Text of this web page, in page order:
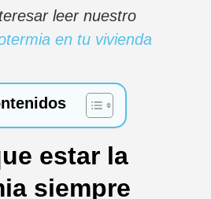
leer nuestro
en tu vivienda
estar la
siempre